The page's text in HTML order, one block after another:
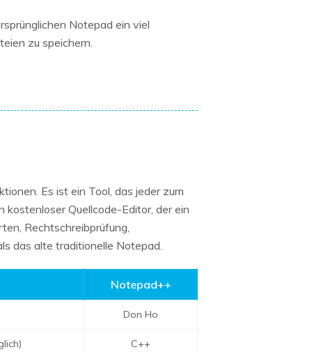
Notepad ein viel
zu speichern.
Es ist ein Tool, das jeder zum
Quellcode-Editor, der ein
Rechtschreibprüfung,
das alte traditionelle Notepad.
Notepad++
Don Ho
C++